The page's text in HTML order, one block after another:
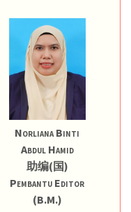
Norliana Binti
Abdul Hamid
助编(国)
Pembantu Editor
(B.M.)